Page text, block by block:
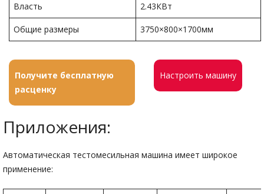
Власть 2.43КВт
Общие размеры 3750×800×1700мм
Получите бесплатную
расценку
Настроить машину
Приложения:
Автоматическая тестомесильная машина имеет широкое
применение: